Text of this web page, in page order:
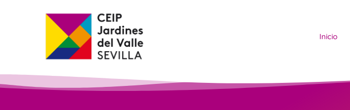
Inicio